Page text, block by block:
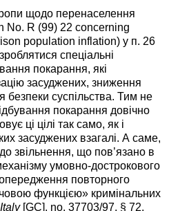
щодо перенаселення
No. R (99) 22 concerning
population inflation) у п. 26
спеціальні
покарання, які
засуджених, зниження
безпеки суспільства. Тим не
покарання довічно
ці цілі так само, як і
засуджених взагалі. А саме,
звільнення, що пов’язано в
умовно-дострокового
повторного
функцією» кримінальних
[GC], no. 37703/97, § 72,